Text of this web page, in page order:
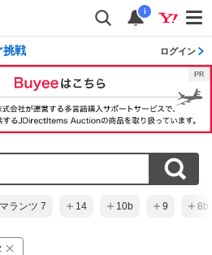
i
戦 ログイン
マランツ 7 14 10b 9 8b